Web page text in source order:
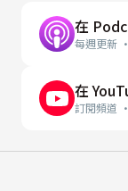
在
每週更新
在
訂閱頻道